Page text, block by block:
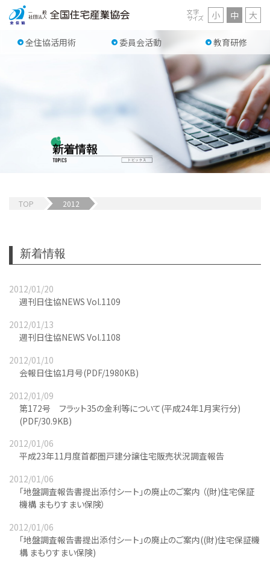
全住協活用術 委員会活動 教育研修
文字
サイズ 小 中 大
TOP 2012
新着情報
2012/01/20
週刊日住協NEWS Vol.1109
2012/01/13
週刊日住協NEWS Vol.1108
2012/01/10
会報日住協1月号(PDF/1980KB)
2012/01/09
第172号 フラット35の金利等について(平成24年1月実行分)
(PDF/30.9KB)
2012/01/06
平成23年11月度首都圏戸建分譲住宅販売状況調査報告
2012/01/06
「地盤調査報告書提出添付シート」の廃止のご案内 （(財)住宅保証
機構 まもりすまい保険）
2012/01/06
「地盤調査報告書提出添付シート」の廃止のご案内((財)住宅保証機
構 まもりすまい保険)